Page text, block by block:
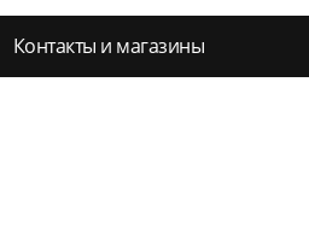
Контакты и магазины